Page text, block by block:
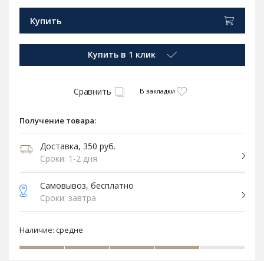
Купить
Купить в 1 клик
Сравнить В закладки
Получение товара:
Доставка, 350 руб.
Сроки: 1-2 дня
Самовывоз, бесплатно
Сроки: завтра
Наличие: средне